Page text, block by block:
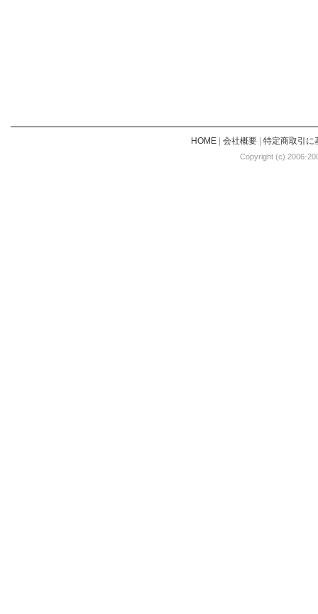
HOME| 会社概要| 特定商取引に
Copyright (c) 2006-